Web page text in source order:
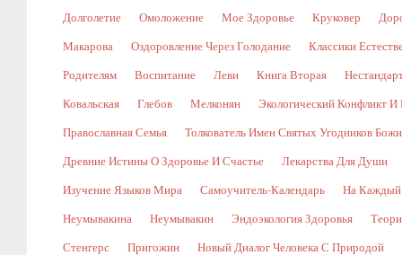
Долголетие Омоложение Мое Здоровье Круковер
Макарова Оздоровление Через Голодание Классики
Родителям Воспитание Леви Книга Вторая
Ковальская Глебов Мелконян Экологический Конфликт
Православная Семья Толкователь Имен Святых Угодников
Древние Истины О Здоровье И Счастье Лекарства Для Души
Изучение Языков Мира Самоучитель-Календарь На Каждый
Неумывакина Неумывакин Эндоэкология Здоровья
Стенгерс Пригожин Новый Диалог Человека С Природой